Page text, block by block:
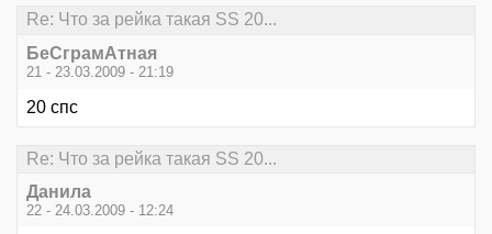
Re: Что за рейка такая SS 20...
БеСграмАтная
21 - 23.03.2009 - 21:19
20 спс
Re: Что за рейка такая SS 20...
Данила
22 - 24.03.2009 - 12:24